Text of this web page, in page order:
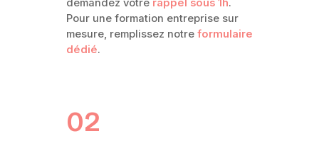
Pour une formation entreprise sur
mesure, remplissez notre formulaire
dédié.
02